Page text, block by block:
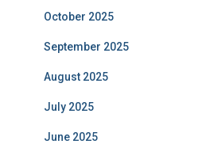
October 2025
September 2025
August 2025
July 2025
June 2025